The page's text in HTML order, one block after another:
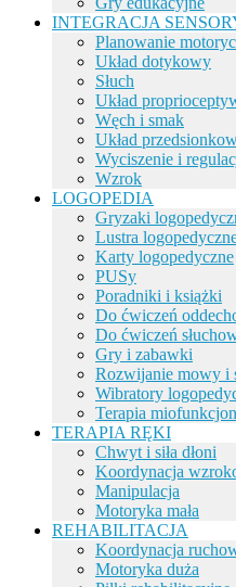
INTEGRACJA
Planowanie
Układ dotykowy
Słuch
Układ
Węch i smak
Układ
Wyciszenie i
Wzrok
LOGOPEDIA
Gryzaki
Lustra
Karty logopedyczne
PUSy
Poradniki i książki
Do ćwiczeń
Do ćwiczeń
Gry i zabawki
Rozwijanie mowy i
Wibratory
Terapia
TERAPIA RĘKI
Chwyt i siła dłoni
Koordynacja
Manipulacja
Motoryka mała
REHABILITACJA
Koordynacja
Motoryka duża